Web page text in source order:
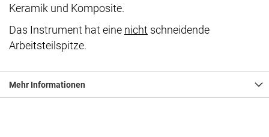
Keramik und Komposite.
Das Instrument hat eine nicht schneidende
Arbeitsteilspitze.
Mehr Informationen